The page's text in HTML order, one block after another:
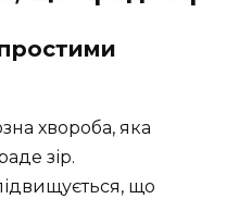
хвороба, яка
зір.
що